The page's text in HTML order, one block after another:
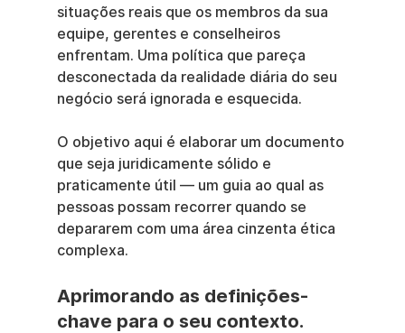
situações reais que os membros da sua
equipe, gerentes e conselheiros
enfrentam. Uma política que pareça
desconectada da realidade diária do seu
negócio será ignorada e esquecida.
O objetivo aqui é elaborar um documento
que seja juridicamente sólido e
praticamente útil — um guia ao qual as
pessoas possam recorrer quando se
depararem com uma área cinzenta ética
complexa.
Aprimorando as definições-
chave para o seu contexto.